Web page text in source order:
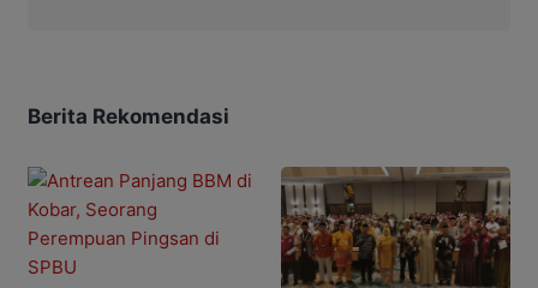
Berita Rekomendasi